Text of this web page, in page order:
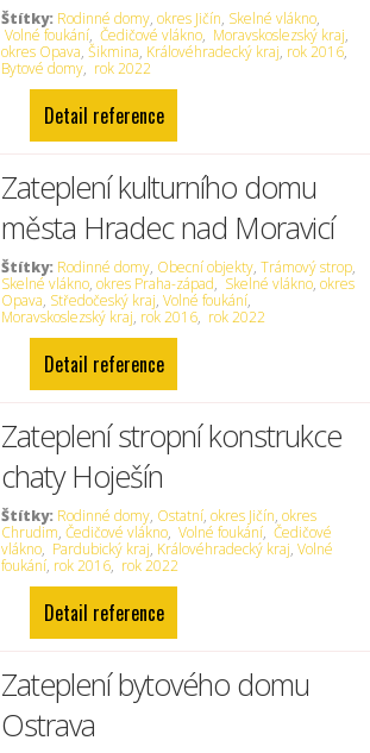
Štítky: Rodinné domy,okres Jičín, Skelné vlákno,
Volné foukání, Čedičové vlákno, Moravskoslezský kraj,
okres Opava,Šikmina, Královéhradecký kraj, rok 2016,
Bytové domy, rok 2022
Detail reference
Zateplení kulturního domu
města Hradec nad Moravicí
Štítky: Rodinné domy, Obecní objekty,Trámový strop,
Skelné vlákno,okres Praha-západ, Skelné vlákno,okres
Opava, Středočeský kraj,Volné foukání,
Moravskoslezský kraj, rok 2016, rok 2022
Detail reference
Zateplení stropní konstrukce
chaty Hoješín
Štítky: Rodinné domy, Ostatní,okres Jičín,okres
Chrudim,Čedičové vlákno, Volné foukání, Čedičové
vlákno, Pardubický kraj, Královéhradecký kraj,Volné
foukání, rok 2016, rok 2022
Detail reference
Zateplení bytového domu
Ostrava